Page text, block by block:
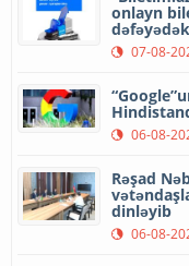
onlayn
07-08-
06-08-
Rəşad
dinləyib
06-08-